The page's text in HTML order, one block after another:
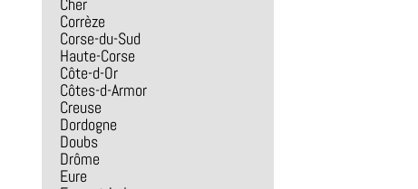
Cher
Corrèze
Corse-du-Sud
Haute-Corse
Côte-d-Or
Côtes-d-Armor
Creuse
Dordogne
Doubs
Drôme
Eure